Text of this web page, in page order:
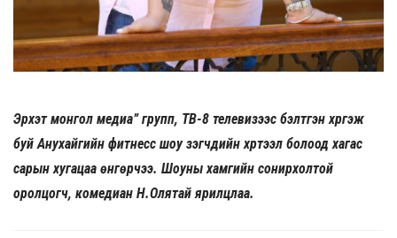
Эрхэт монгол медиа” групп, ТВ-8 телевизээс бэлтгэн хүргэж
буй Анухайгийн фитнесс шоу үзэгчдийн хүртээл болоод хагас
сарын хугацаа өнгөрчээ. Шоуны хамгийн сонирхолтой
оролцогч, комедиан Н.Олятай ярилцлаа.